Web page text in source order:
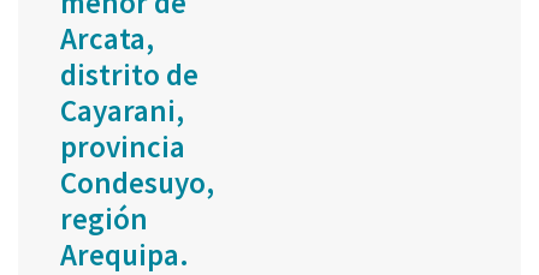
Arcata,
distrito de
Cayarani,
provincia
Condesuyo,
región
Arequipa.